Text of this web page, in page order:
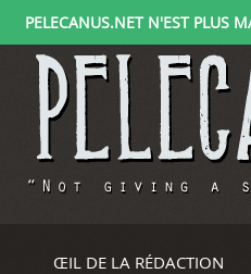
PELECANUS.NET N'EST PLUS
ŒIL DE LA RÉDACTION